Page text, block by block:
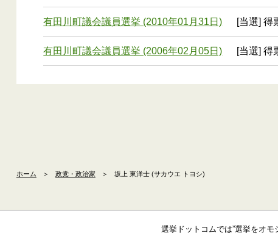
有田川町議会議員選挙 (2010年01月31日) [当選] 得
有田川町議会議員選挙 (2006年02月05日) [当選] 得
ホーム ＞ 政党・政治家 ＞ 坂上 東洋士 (サカウエ トヨシ)
選挙ドットコムでは”選挙をオ